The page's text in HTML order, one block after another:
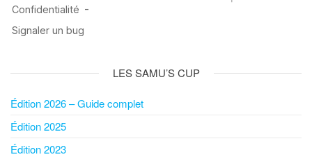
LES SAMU’S CUP
Édition 2026 – Guide complet
Édition 2025
Édition 2023